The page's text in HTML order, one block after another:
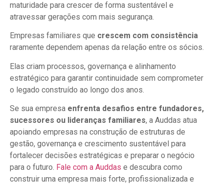
maturidade para crescer de forma sustentável e
atravessar gerações com mais segurança.
Empresas familiares que crescem com consistência
raramente dependem apenas da relação entre os sócios.
Elas criam processos, governança e alinhamento
estratégico para garantir continuidade sem comprometer
o legado construído ao longo dos anos.
Se sua empresa enfrenta desafios entre fundadores,
sucessores ou lideranças familiares, a Auddas atua
apoiando empresas na construção de estruturas de
gestão, governança e crescimento sustentável para
fortalecer decisões estratégicas e preparar o negócio
para o futuro. Fale com a Auddas e descubra como
construir uma empresa mais forte, profissionalizada e